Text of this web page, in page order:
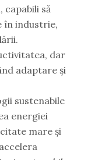
capabili să
în industrie,
dar
adaptare și
sustenabile
energiei
mare și